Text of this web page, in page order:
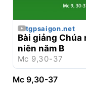
tgpsaigon.net
Bài giảng
niên năm B
Mc 9,30-37
Mc 9,30-37